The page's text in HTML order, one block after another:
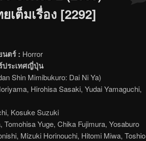
ต็มเรื่อง [2292]
นตร์ : Horror
ประเทศญี่ปุ่น
Shin Mimibukuro: Dai Ni Ya)
Hirohisa Sasaki, Yudai Yamaguchi,
Kosuke Suzuki
Yuge, Chika Fujimura, Yosaburo
Mizuki Horinouchi, Hitomi Miwa, Toshio